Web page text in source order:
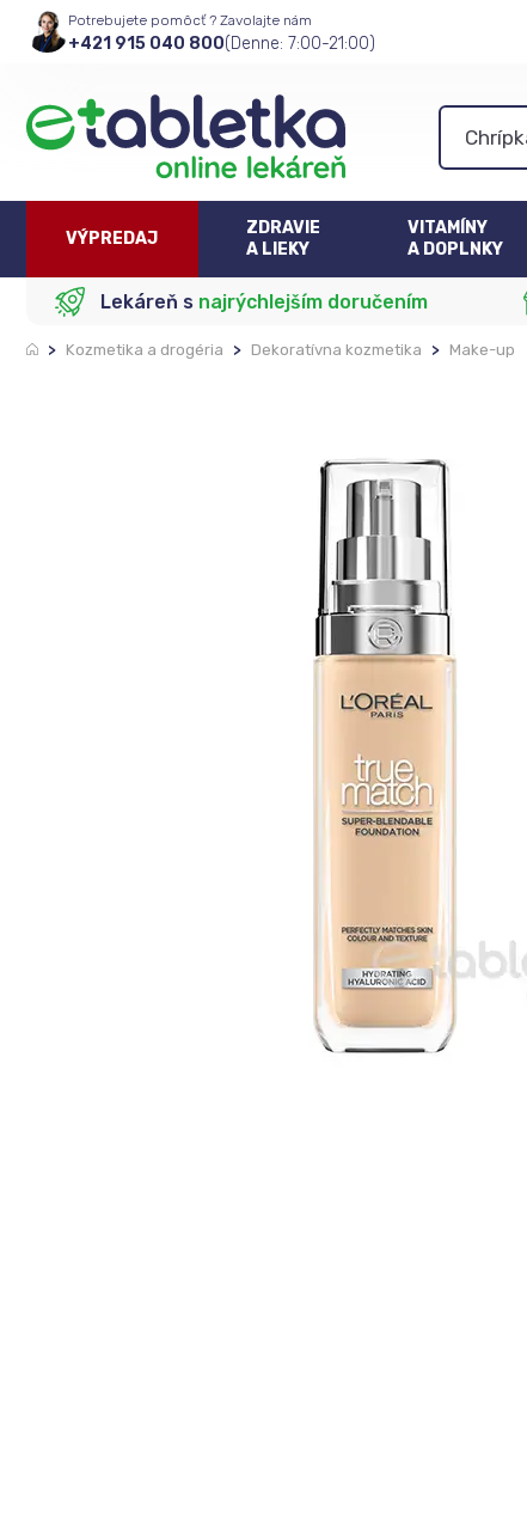
Potrebujete pomôcť ? Zavolajte nám
+421 915 040 800(Denne: 7:00-21:00)
VÝPREDAJ
ZDRAVIE
A LIEKY
VITAMÍNY
A DOPLNKY
Lekáreň s najrýchlejším doručením
> Kozmetika a drogéria > Dekoratívna kozmetika > Make-up